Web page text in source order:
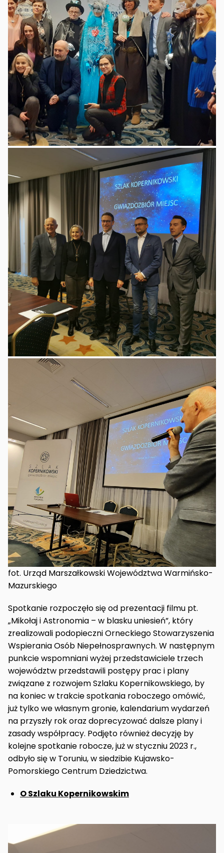
fot. Urząd Marszałkowski Województwa Warmińsko-
Mazurskiego
Spotkanie rozpoczęło się od prezentacji filmu pt.
„Mikołaj i Astronomia – w blasku uniesień”, który
zrealizowali podopieczni Orneckiego Stowarzyszenia
Wspierania Osób Niepełnosprawnych. W następnym
punkcie wspomniani wyżej przedstawiciele trzech
województw przedstawili postępy prac i plany
związane z rozwojem Szlaku Kopernikowskiego, by
na koniec w trakcie spotkania roboczego omówić,
już tylko we własnym gronie, kalendarium wydarzeń
na przyszły rok oraz doprecyzować dalsze plany i
zasady współpracy. Podjęto również decyzję by
kolejne spotkanie robocze, już w styczniu 2023 r.,
odbyło się w Toruniu, w siedzibie Kujawsko-
Pomorskiego Centrum Dziedzictwa.
O Szlaku Kopernikowskim